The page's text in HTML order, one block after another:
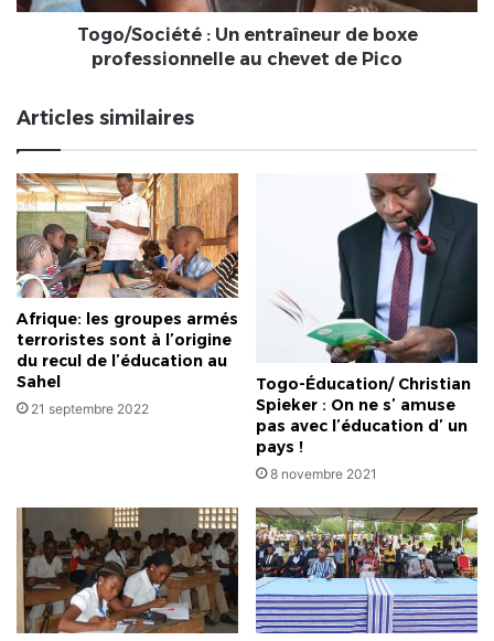
chevet
Togo/Société : Un entraîneur de boxe
professionnelle au chevet de Pico
Articles similaires
Afrique: les groupes armés
terroristes sont à l’origine
du recul de l’éducation au
Sahel
21 septembre 2022
Togo-Éducation/ Christian
Spieker : On ne s’ amuse
pas avec l’éducation d’ un
pays !
8 novembre 2021